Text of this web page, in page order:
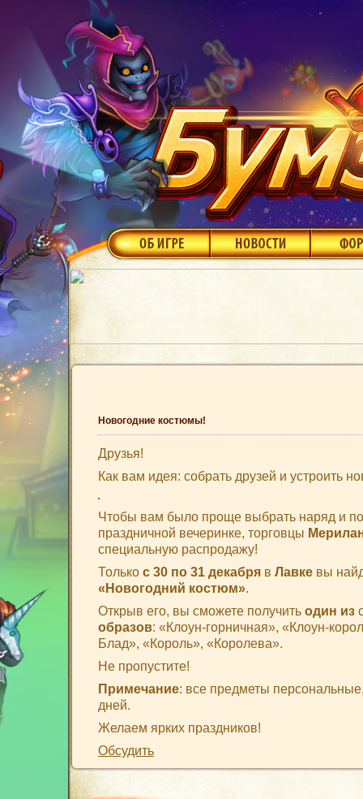
Новогодние костюмы!
Друзья!
Как вам идея: собрать друзей и устроить
Чтобы вам было проще выбрать наряд и
праздничной вечеринке, торговцы
специальную распродажу!
Только с 30 по 31 декабря в Лавке вы
«Новогодний костюм».
Открыв его, вы сможете получить один из
образов: «Клоун-горничная», «Клоун-
Блад», «Король», «Королева».
Не пропустите!
Примечание: все предметы
дней.
Желаем ярких праздников!
Обсудить